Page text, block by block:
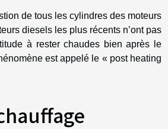
de tous les cylindres des moteurs
diesels les plus récents n’ont pas
à rester chaudes bien après le
est appelé le « post heating